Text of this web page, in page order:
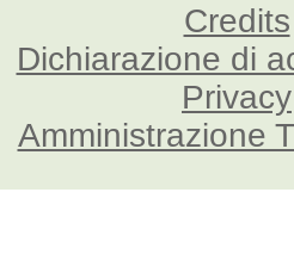
Credits
Dichiarazione di
Privacy
Amministrazione